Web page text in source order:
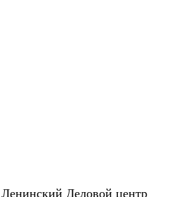
Деловой центр